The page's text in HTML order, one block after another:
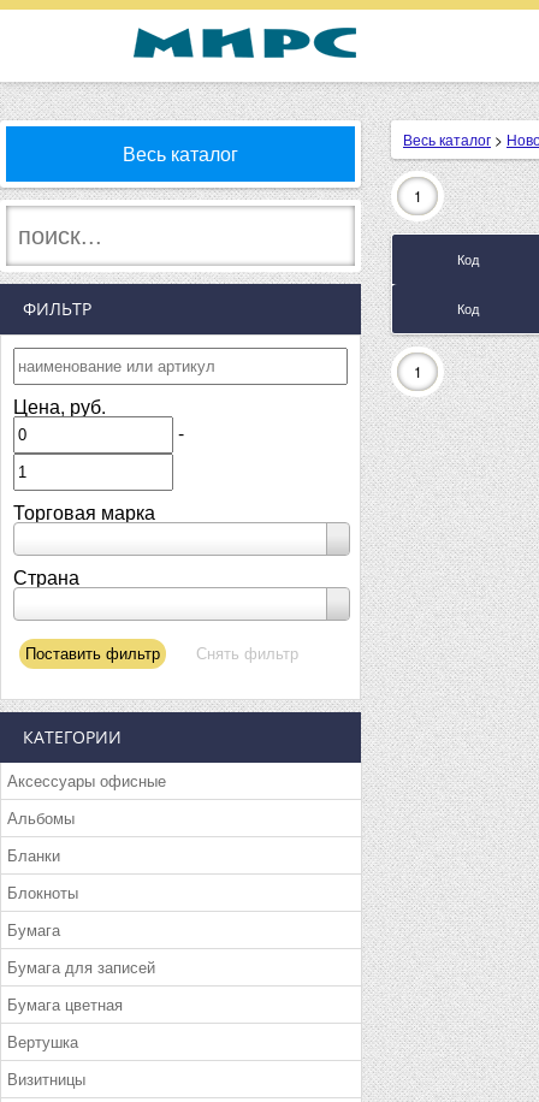
Весь каталог
ФИЛЬТР
Цена, руб.
-
Торговая марка
Страна
КАТЕГОРИИ
Аксессуары офисные
Альбомы
Бланки
Блокноты
Бумага
Бумага для записей
Бумага цветная
Вертушка
Визитницы
Весь каталог >
1
Код
Код
1